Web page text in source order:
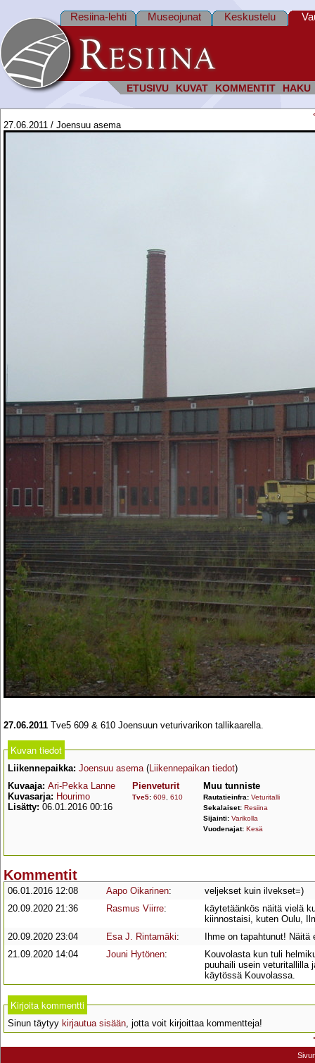
ETUSIVU KUVAT KOMMENTIT HAKU
Resiina-lehti Museojunat Keskustelu
27.06.2011 / Joensuu asema
27.06.2011 Tve5 609 & 610 Joensuun veturivarikon tallikaarella.
Kuvan tiedot
Liikennepaikka: Joensuu asema(Liikennepaikan tiedot)
Kuvaaja: Ari-Pekka Lanne
Kuvasarja: Hourimo
Lisätty: 06.01.2016 00:16
Pienveturit
Tve5: 609 610
Muu tunniste
Rautatieinfra: Veturitalli
Sekalaiset: Resiina
Sijainti: Varikolla
Vuodenajat: Kesä
Kommentit
06.01.2016 12:08 Aapo Oikarinen:
veljekset kuin ilvekset=)
20.09.2020 21:36
Rasmus Viirre:
käytetäänkös näitä vielä
kiinnostaisi, kuten Oulu,
20.09.2020 23:04
Esa J. Rintamäki:
Ihme on tapahtunut!
21.09.2020 14:04
Jouni Hytönen:
Kouvolasta kun tuli
puuhaili usein veturitallilla
käytössä Kouvolassa.
Kirjoita kommentti
Sinun täytyy kirjautua sisään, jotta voit kirjoittaa kommentteja!